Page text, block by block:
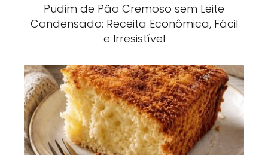
Pudim de Pão Cremoso sem Leite
Condensado: Receita Econômica, Fácil
e Irresistível